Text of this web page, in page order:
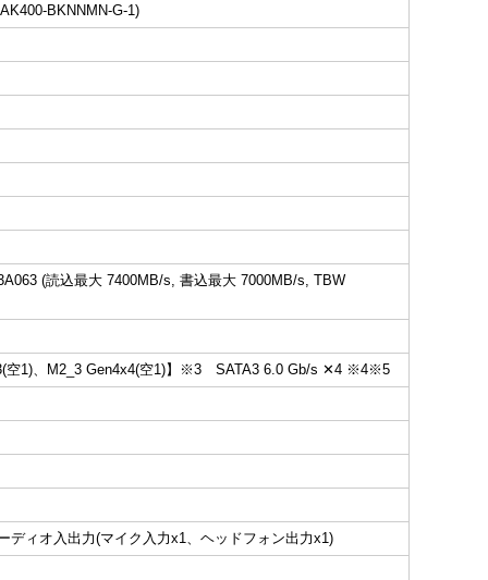
BKNNMN-G-1)
(読込最大 7400MB/s, 書込最大 7000MB/s, TBW
空1)、M2_3 Gen4x4(空1)】※3 SATA3 6.0 Gb/s ✕4 ※4※5
ディオ入出力(マイク入力x1、ヘッドフォン出力x1)